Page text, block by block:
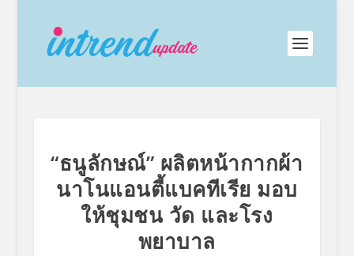
“ธนูลักษณ์” ผลิตหน้ากากผ้า
นาโนแอนตี้แบคทีเรีย มอบ
ให้ชุมชน วัด และโรง
พยาบาล